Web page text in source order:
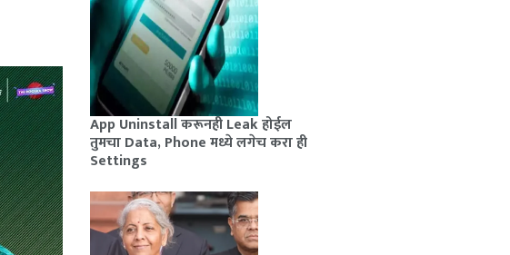
App Uninstall करूनही Leak होईल
तुमचा Data, Phone मध्ये लगेच करा ही
Settings